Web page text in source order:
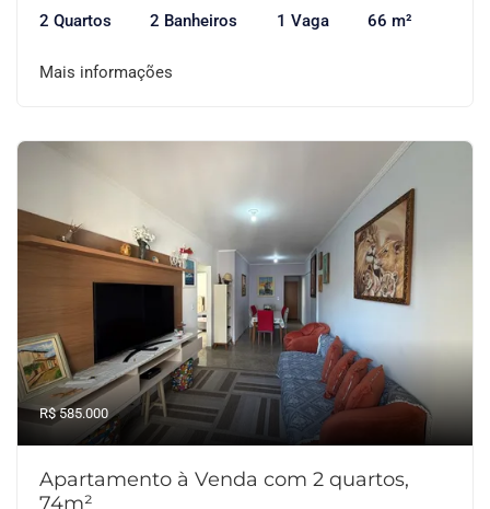
2 Quartos 2 Banheiros 1 Vaga 66 m²
Mais informações
R$ 585.000
Apartamento à Venda com 2 quartos,
74m²